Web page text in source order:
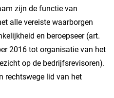
zijn de functie van
alle vereiste waarborgen
en beroepseer (art.
2016 tot organisatie van het
op de bedrijfsrevisoren).
rechtswege lid van het